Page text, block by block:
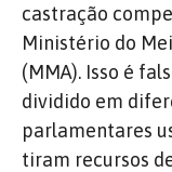
castração
Ministério do
(MMA). Isso é
dividido em
parlamentares
tiram recursos